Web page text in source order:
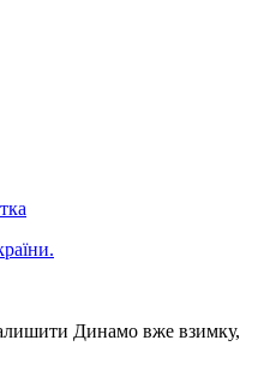
Динамо вже взимку,